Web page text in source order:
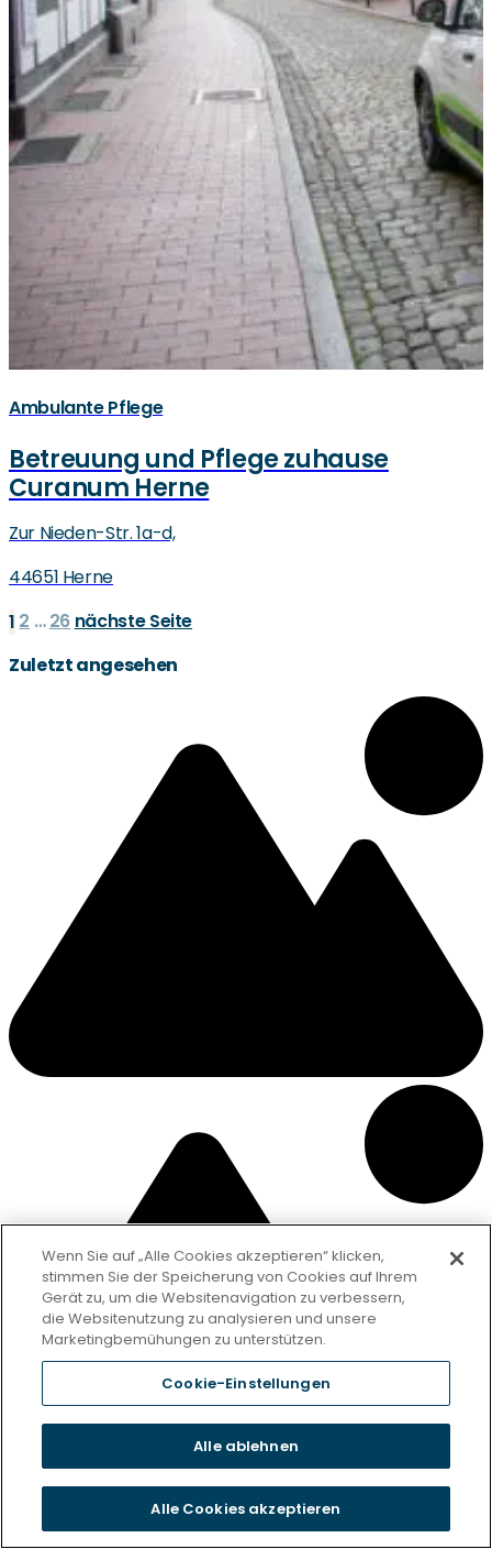
Ambulante Pflege
Betreuung und Pflege zuhause
Curanum Herne
Zur Nieden-Str. 1a-d,
44651 Herne
1 2 … 26 nächste Seite
Zuletzt angesehen
Wenn Sie auf „Alle Cookies akzeptieren“ klicken,
stimmen Sie der Speicherung von Cookies auf Ihrem
Gerät zu, um die Websitenavigation zu verbessern,
die Websitenutzung zu analysieren und unsere
Marketingbemühungen zu unterstützen.
Cookie-Einstellungen
Alle ablehnen
Alle Cookies akzeptieren